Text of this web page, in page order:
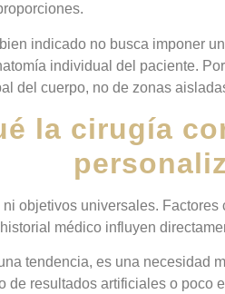
indicado no busca imponer
individual del paciente.
del cuerpo, no de zonas
la cirugía
objetivos universales.
médico influyen
tendencia, es una necesidad
de resultados artificiales o poco